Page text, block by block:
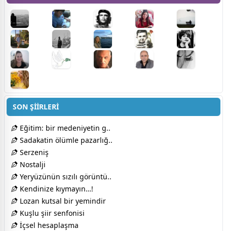
SON ŞİİRLERİ
Eğitim: bir medeniyetin g..
Sadakatin ölümle pazarlığ..
Serzeniş
Nostalji
Yeryüzünün sızılı görüntü..
Kendinize kıymayın…!
Lozan kutsal bir yemindir
Kuşlu şiir senfonisi
İçsel hesaplaşma